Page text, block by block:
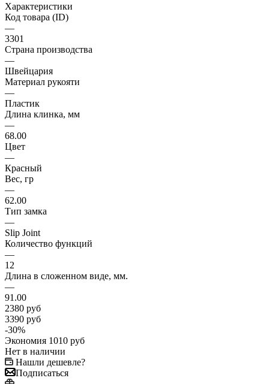
Характеристики
Код товара (ID)
—
3301
Страна производства
—
Швейцария
Материал рукояти
—
Пластик
Длина клинка, мм
—
68.00
Цвет
—
Красный
Вес, гр
—
62.00
Тип замка
—
Slip Joint
Количество функций
—
12
Длина в сложенном виде, мм.
—
91.00
2380 руб
3390 руб
-30%
Экономия 1010 руб
Нет в наличии
Нашли дешевле?
Подписаться